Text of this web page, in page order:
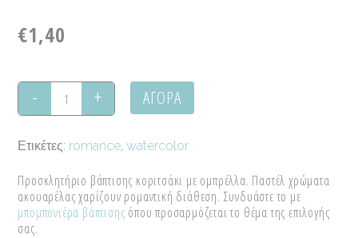
€1,40
Προσκλητήριο
"Umbrella
Girl"
quantity
ΑΓΟΡΑ
Ετικέτες: romance ,watercolor
Προσκλητήριο βάπτισης κοριτσάκι με ομπρέλλα. Παστέλ χρώματα
ακουαρέλας χαρίζουν ρομαντική διάθεση. Συνδυάστε το με
μπομπονιέρα βάπτισης όπου προσαρμόζεται το θέμα της επιλογής
σας.